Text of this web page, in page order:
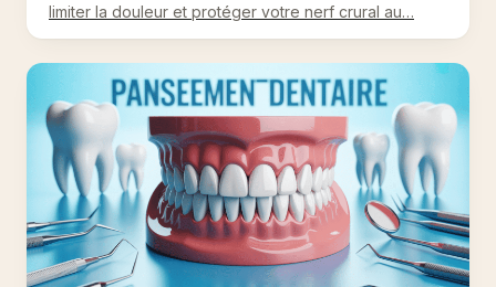
limiter la douleur et protéger votre nerf crural au…